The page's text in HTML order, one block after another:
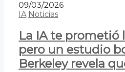
09/03/2026
IA Noticias
La IA te prometió
pero un estudio
Berkeley revela